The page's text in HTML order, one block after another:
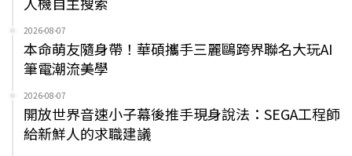
2026-08-07
本命萌友隨身帶！華碩攜手三麗鷗跨界聯名大玩AI
筆電潮流美學
2026-08-07
開放世界音速小子幕後推手現身說法：SEGA工程師
給新鮮人的求職建議